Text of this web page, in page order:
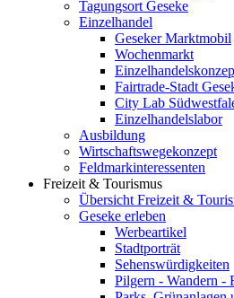
Tagungsort Geseke
Einzelhandel
Geseker Marktmobil
Wochenmarkt
Fairtrade-Stadt
City Lab
Einzelhandelslabor
Ausbildung
Wirtschaftswegekonzept
Feldmarkinteressenten
Freizeit & Tourismus
Übersicht Freizeit &
Geseke erleben
Werbeartikel
Stadtporträt
Sehenswürdigkeiten
Pilgern - Wandern -